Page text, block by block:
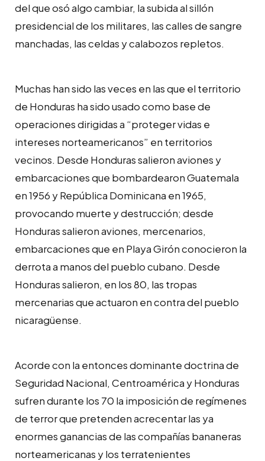
del que osó algo cambiar, la subida al sillón
presidencial de los militares, las calles de sangre
manchadas, las celdas y calabozos repletos.
Muchas han sido las veces en las que el territorio
de Honduras ha sido usado como base de
operaciones dirigidas a “proteger vidas e
intereses norteamericanos” en territorios
vecinos. Desde Honduras salieron aviones y
embarcaciones que bombardearon Guatemala
en 1956 y República Dominicana en 1965,
provocando muerte y destrucción; desde
Honduras salieron aviones, mercenarios,
embarcaciones que en Playa Girón conocieron la
derrota a manos del pueblo cubano. Desde
Honduras salieron, en los 80, las tropas
mercenarias que actuaron en contra del pueblo
nicaragüense.
Acorde con la entonces dominante doctrina de
Seguridad Nacional, Centroamérica y Honduras
sufren durante los 70 la imposición de regímenes
de terror que pretenden acrecentar las ya
enormes ganancias de las compañías bananeras
norteamericanas y los terratenientes